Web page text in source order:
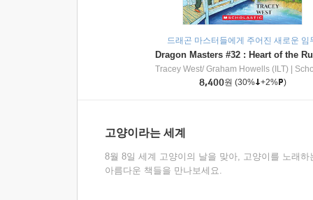
드래곤 마스터들에게 주어진 새로운 임
Tracey West/ Graham Howells (ILT)
8,400원 (30% +2% )
고양이라는 세계
8월 8일 세계 고양이의 날을 맞아, 고양이를 노래하
아름다운 책들을 만나보세요.